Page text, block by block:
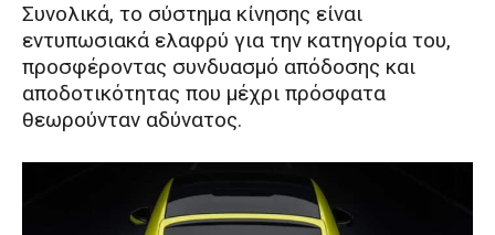
Συνολικά, το σύστημα κίνησης είναι
εντυπωσιακά ελαφρύ για την κατηγορία του,
προσφέροντας συνδυασμό απόδοσης και
αποδοτικότητας που μέχρι πρόσφατα
θεωρούνταν αδύνατος.